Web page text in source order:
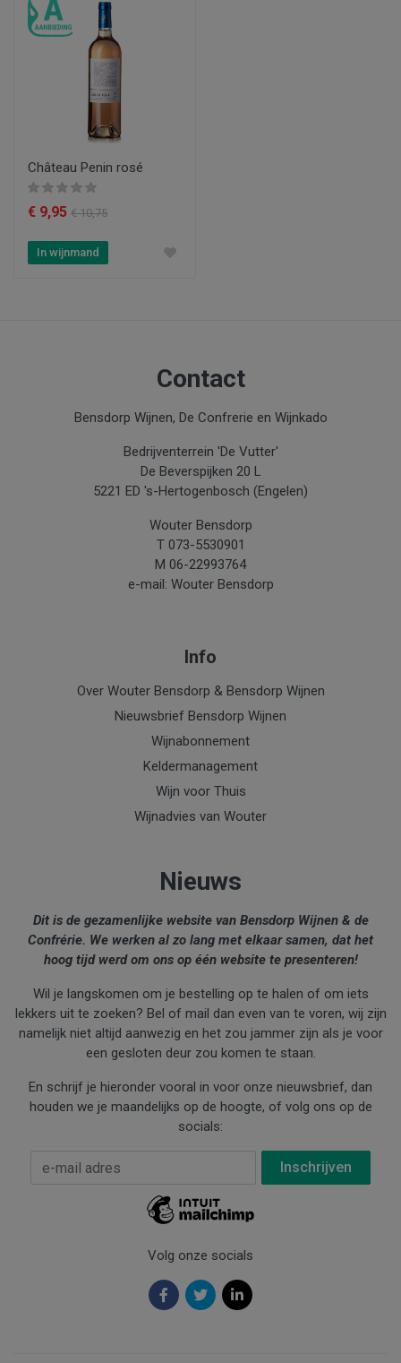
Château Penin rosé
€ 9,95 € 10,75
In wijnmand
Contact
Bensdorp Wijnen, De Confrerie en Wijnkado
Bedrijventerrein 'De Vutter'
De Beverspijken 20 L
5221 ED 's-Hertogenbosch (Engelen)
Wouter Bensdorp
T 073-5530901
M 06-22993764
e-mail: Wouter Bensdorp
Info
Over Wouter Bensdorp & Bensdorp Wijnen
Nieuwsbrief Bensdorp Wijnen
Wijnabonnement
Keldermanagement
Wijn voor Thuis
Wijnadvies van Wouter
Nieuws
Dit is de gezamenlijke website van Bensdorp Wijnen & de
Confrérie. We werken al zo lang met elkaar samen, dat het
hoog tijd werd om ons op één website te presenteren!
Wil je langskomen om je bestelling op te halen of om iets
lekkers uit te zoeken? Bel of mail dan even van te voren, wij zijn
namelijk niet altijd aanwezig en het zou jammer zijn als je voor
een gesloten deur zou komen te staan.
En schrijf je hieronder vooral in voor onze nieuwsbrief, dan
houden we je maandelijks op de hoogte, of volg ons op de
socials:
E-mail Adres
Volg onze socials